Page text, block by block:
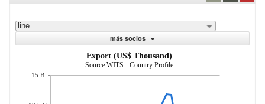
line
más socios
Export (US$ Thousand)
Source:WITS - Country Profile
15 B